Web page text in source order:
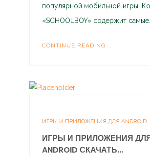
популярной мобильной игры.
«SCHOOLBOY» содержит
CONTINUE READING...
ИГРЫ И ПРИЛОЖЕНИЯ ДЛЯ ANDROID
ИГРЫ И ПРИЛОЖЕНИЯ
ANDROID СКАЧАТЬ...